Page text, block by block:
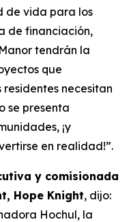
de vida para los
de financiación,
tendrán la
que
residentes necesitan
se presenta
¡y
en realidad!”.
y comisionada
Hope Knight, dijo:
Hochul, la